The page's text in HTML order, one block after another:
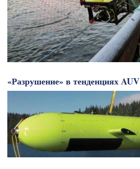
«Разрушение» в тенденциях AUV